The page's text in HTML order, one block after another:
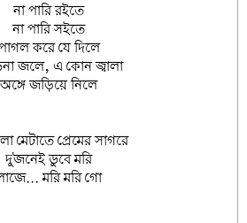
না পারি রইতে
না পারি সইতে
করে যে দিলে
জলে, এ কোন জ্বালা
অঙ্গে জড়িয়ে নিলে
মেটাতে প্রেমের সাগরে
দু'জনেই ডুবে মরি
মরি মরি গো